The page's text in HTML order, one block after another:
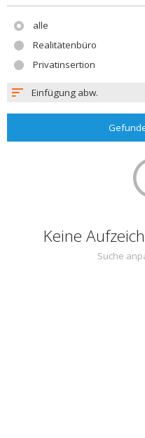
alle
Realitätenbüro
Privatinsertion
Einfügung abw.
Keine
Suche